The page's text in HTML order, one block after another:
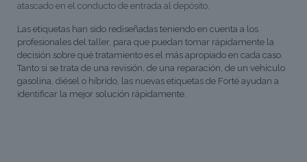
atascado en el conducto de entrada al depósito.
Las etiquetas han sido rediseñadas teniendo en cuenta a los
profesionales del taller, para que puedan tomar rápidamente la
decisión sobre qué tratamiento es el más apropiado en cada caso.
Tanto si se trata de una revisión, de una reparación, de un vehículo
gasolina, diésel o híbrido, las nuevas etiquetas de Forté ayudan a
identificar la mejor solución rápidamente.